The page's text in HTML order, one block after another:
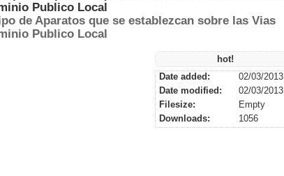
de Aparatos que se establezcan sobre las Vias
Publico Local
hot!
Date added:
02/03/2013
Date modified:
02/03/2013
Filesize:
Empty
Downloads:
1056